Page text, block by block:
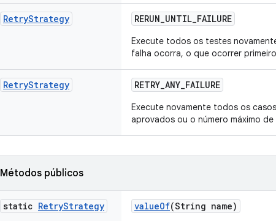
RetryStrategy RERUN_UNTIL_FAILURE
Execute todos os testes
falha ocorra, o que ocorrer
RetryStrategy RETRY_ANY_FAILURE
Execute novamente todos os
aprovados ou o número máximo
Métodos públicos
static RetryStrategy valueOf(String name)